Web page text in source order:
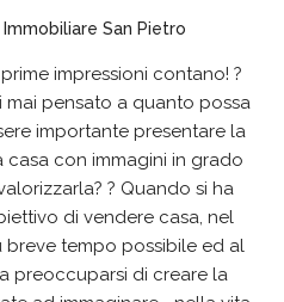
Immobiliare San Pietro
impressioni contano! ?
mai pensato a quanto possa
importante presentare la
casa con immagini in grado
? Quando si ha
di vendere casa, nel
breve tempo possibile ed al
preoccuparsi di creare la